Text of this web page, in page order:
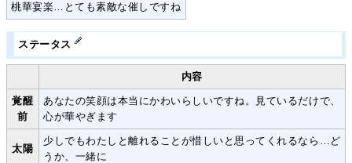
桃華宴楽…とても素敵な催しですね
ステータス
内容
覚醒
前
あなたの笑顔は本当にかわいらしいですね。見ているだけで、
心が華やぎます
太陽
少しでもわたしと離れることが惜しいと思ってくれるなら…ど
うか、一緒に